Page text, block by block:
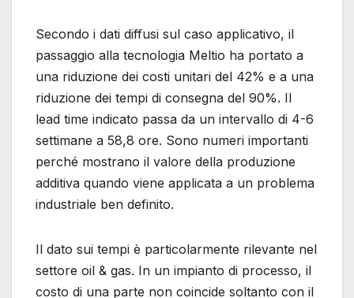
Secondo i dati diffusi sul caso applicativo, il
passaggio alla tecnologia Meltio ha portato a
una riduzione dei costi unitari del 42% e a una
riduzione dei tempi di consegna del 90%. Il
lead time indicato passa da un intervallo di 4-6
settimane a 58,8 ore. Sono numeri importanti
perché mostrano il valore della produzione
additiva quando viene applicata a un problema
industriale ben definito.
Il dato sui tempi è particolarmente rilevante nel
settore oil & gas. In un impianto di processo, il
costo di una parte non coincide soltanto con il